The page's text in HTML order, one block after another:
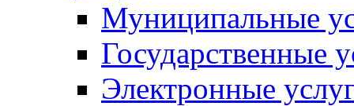
Муниципальные
Государственные
Электронные